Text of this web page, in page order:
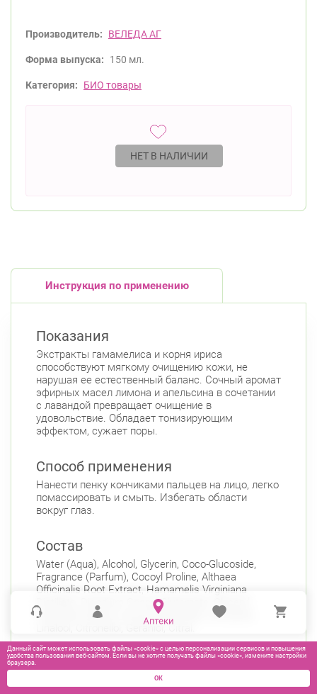
Производитель: ВЕЛЕДА АГ
Форма выпуска: 150 мл.
Категория: БИО товары
НЕТ В НАЛИЧИИ
Инструкция по применению
Показания
Экстракты гамамелиса и корня ириса
способствуют мягкому очищению кожи, не
нарушая ее естественный баланс. Сочный аромат
эфирных масел лимона и апельсина в сочетании
с лавандой превращает очищение в
удовольствие. Обладает тонизирующим
эффектом, сужает поры.
Способ применения
Нанести пенку кончиками пальцев на лицо, легко
помассировать и смыть. Избегать области
вокруг глаз.
Состав
Water (Aqua), Alcohol, Glycerin, Coco-Glucoside,
Fragrance (Parfum), Cocoyl Proline, Althaea
Officinalis Root Extract, Hamamelis Virginiana
Distillate, Disodium Cocoyl Glutamate, Glyceryl
Caprylate Sodium Cocoyl Glutamate, Limonene,
Linalool, Citronellol, Geraniol, Citral.
Данный сайт может использовать файлы «cookie» с целью персонализации сервисов и повышения
удобства пользования веб-сайтом. Если вы не хотите получать файлы «cookie», измените настройки
браузера.
ОК